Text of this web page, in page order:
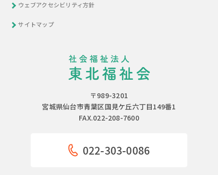
ウェブアクセシビリティ方針
サイトマップ
〒989-3201
宮城県仙台市青葉区国見ケ丘六丁目149番1
FAX.022-208-7600
022-303-0086